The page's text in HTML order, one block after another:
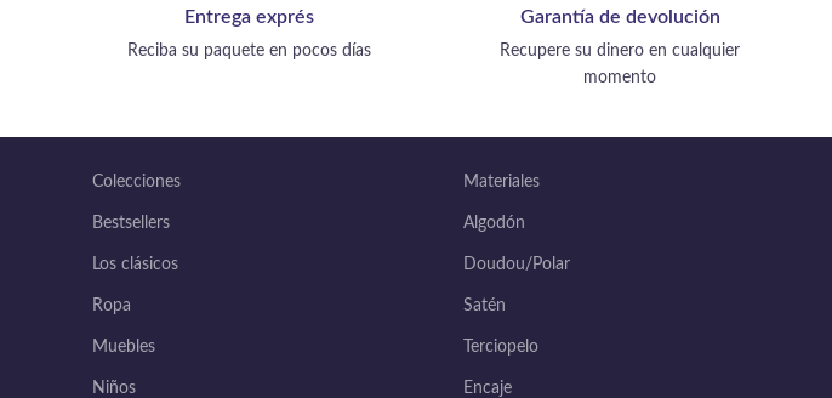
Entrega exprés
Reciba su paquete en pocos días
Garantía de devolución
Recupere su dinero en cualquier
momento
Colecciones
Bestsellers
Los clásicos
Ropa
Muebles
Niños
Materiales
Algodón
Doudou/Polar
Satén
Terciopelo
Encaje